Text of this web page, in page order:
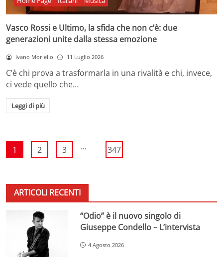
Vasco Rossi e Ultimo, la sfida che non c’è: due
generazioni unite dalla stessa emozione
Ivano Moriello 11 Luglio 2026
C’è chi prova a trasformarla in una rivalità e chi, invece,
ci vede quello che…
Leggi di più
1 2 3 ... 347
ARTICOLI RECENTI
“Odio” è il nuovo singolo di
Giuseppe Condello – L’intervista
4 Agosto 2026